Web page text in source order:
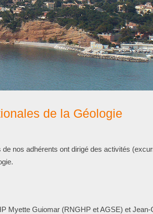
de la Géologie
nos adhérents ont dirigé des activités
Myette Guiomar (RNGHP et AGSE) et